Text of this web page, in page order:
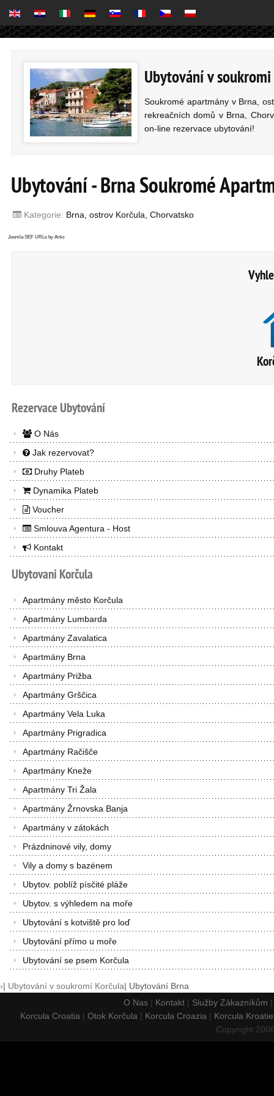
Ubytování v
Soukromé apartmány v Brna,
rekreačních domů v Brna,
on-line rezervace ubytování!
Ubytování - Brna Soukromé
Kategorie: Brna, ostrov Korčula, Chorvatsko
Joomla SEF URLs by Artio
RezervaceUbytování
O Nás
Jak rezervovat?
Druhy Plateb
Dynamika Plateb
Voucher
Smlouva Agentura - Host
Kontakt
Ubytovani Korčula
Apartmány město Korčula
Apartmány Lumbarda
Apartmány Zavalatica
Apartmány Brna
Apartmány Prižba
Apartmány Grščica
Apartmány Vela Luka
Apartmány Prigradica
Apartmány Račišče
Apartmány Kneže
Apartmány Tri Žala
Apartmány Žrnovska Banja
Apartmány v zátokách
Prázdninové vily, domy
Vily a domy s bazénem
Ubytov. poblíž písčité pláže
Ubytov. s výhledem na moře
Ubytování s kotviště pro loď
Ubytování přímo u moře
Ubytování se psem Korčula
›| Ubytování v soukromí Korčula| Ubytování Brna
O Nas | Kontakt | Služby Zákazníkům
Korcula Croatia | Otok Korčula | Korcula Croazia | Korcula
Copyright